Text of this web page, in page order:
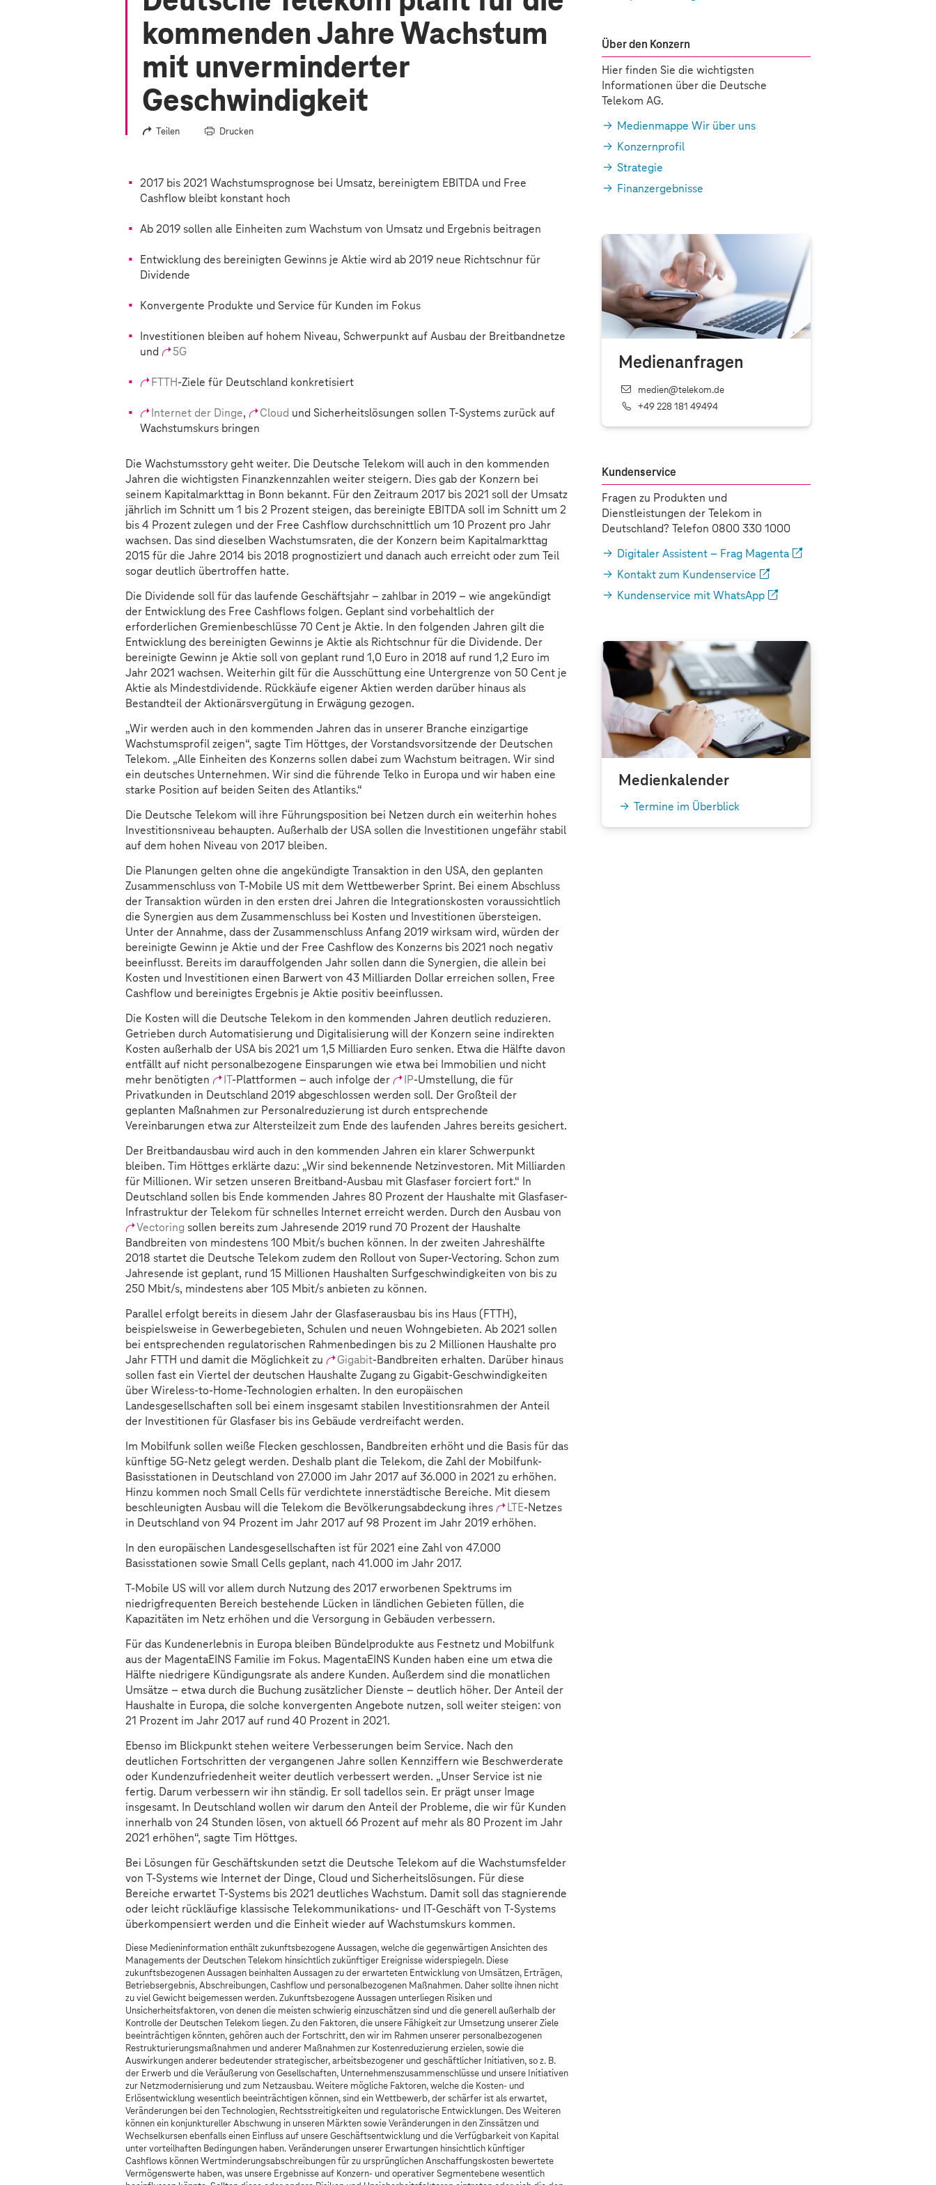
kommenden Jahre Wachstum
mit unverminderter
Geschwindigkeit
Teilen Drucken
2017 bis 2021 Wachstumsprognose bei Umsatz, bereinigtem EBITDA und Free
Cashflow bleibt konstant hoch
Ab 2019 sollen alle Einheiten zum Wachstum von Umsatz und Ergebnis beitragen
Entwicklung des bereinigten Gewinns je Aktie wird ab 2019 neue Richtschnur für
Dividende
Konvergente Produkte und Service für Kunden im Fokus
Investitionen bleiben auf hohem Niveau, Schwerpunkt auf Ausbau der Breitbandnetze
und
5G
FTTH-Ziele für Deutschland konkretisiert
Internet der Dinge, Cloud und Sicherheitslösungen sollen T-Systems zurück auf
Wachstumskurs bringen
Die Wachstumsstory geht weiter. Die Deutsche Telekom will auch in den kommenden
Jahren die wichtigsten Finanzkennzahlen weiter steigern. Dies gab der Konzern bei
seinem Kapitalmarkttag in Bonn bekannt. Für den Zeitraum 2017 bis 2021 soll der Umsatz
jährlich im Schnitt um 1 bis 2 Prozent steigen, das bereinigte EBITDA soll im Schnitt um 2
bis 4 Prozent zulegen und der Free Cashflow durchschnittlich um 10 Prozent pro Jahr
wachsen. Das sind dieselben Wachstumsraten, die der Konzern beim Kapitalmarkttag
2015 für die Jahre 2014 bis 2018 prognostiziert und danach auch erreicht oder zum Teil
sogar deutlich übertroffen hatte.
Die Dividende soll für das laufende Geschäftsjahr – zahlbar in 2019 – wie angekündigt
der Entwicklung des Free Cashflows folgen. Geplant sind vorbehaltlich der
erforderlichen Gremienbeschlüsse 70 Cent je Aktie. In den folgenden Jahren gilt die
Entwicklung des bereinigten Gewinns je Aktie als Richtschnur für die Dividende. Der
bereinigte Gewinn je Aktie soll von geplant rund 1,0 Euro in 2018 auf rund 1,2 Euro im
Jahr 2021 wachsen. Weiterhin gilt für die Ausschüttung eine Untergrenze von 50 Cent je
Aktie als Mindestdividende. Rückkäufe eigener Aktien werden darüber hinaus als
Bestandteil der Aktionärsvergütung in Erwägung gezogen.
„Wir werden auch in den kommenden Jahren das in unserer Branche einzigartige
Wachstumsprofil zeigen“, sagte Tim Höttges, der Vorstandsvorsitzende der Deutschen
Telekom. „Alle Einheiten des Konzerns sollen dabei zum Wachstum beitragen. Wir sind
ein deutsches Unternehmen. Wir sind die führende Telko in Europa und wir haben eine
starke Position auf beiden Seiten des Atlantiks.“
Die Deutsche Telekom will ihre Führungsposition bei Netzen durch ein weiterhin hohes
Investitionsniveau behaupten. Außerhalb der USA sollen die Investitionen ungefähr stabil
auf dem hohen Niveau von 2017 bleiben.
Die Planungen gelten ohne die angekündigte Transaktion in den USA, den geplanten
Zusammenschluss von T-Mobile US mit dem Wettbewerber Sprint. Bei einem Abschluss
der Transaktion würden in den ersten drei Jahren die Integrationskosten voraussichtlich
die Synergien aus dem Zusammenschluss bei Kosten und Investitionen übersteigen.
Unter der Annahme, dass der Zusammenschluss Anfang 2019 wirksam wird, würden der
bereinigte Gewinn je Aktie und der Free Cashflow des Konzerns bis 2021 noch negativ
beeinflusst. Bereits im darauffolgenden Jahr sollen dann die Synergien, die allein bei
Kosten und Investitionen einen Barwert von 43 Milliarden Dollar erreichen sollen, Free
Cashflow und bereinigtes Ergebnis je Aktie positiv beeinflussen.
Die Kosten will die Deutsche Telekom in den kommenden Jahren deutlich reduzieren.
Getrieben durch Automatisierung und Digitalisierung will der Konzern seine indirekten
Kosten außerhalb der USA bis 2021 um 1,5 Milliarden Euro senken. Etwa die Hälfte davon
entfällt auf nicht personalbezogene Einsparungen wie etwa bei Immobilien und nicht
mehr benötigten
IT-Plattformen – auch infolge der IP-Umstellung, die für
Privatkunden in Deutschland 2019 abgeschlossen werden soll. Der Großteil der
geplanten Maßnahmen zur Personalreduzierung ist durch entsprechende
Vereinbarungen etwa zur Altersteilzeit zum Ende des laufenden Jahres bereits gesichert.
Der Breitbandausbau wird auch in den kommenden Jahren ein klarer Schwerpunkt
bleiben. Tim Höttges erklärte dazu: „Wir sind bekennende Netzinvestoren. Mit Milliarden
für Millionen. Wir setzen unseren Breitband-Ausbau mit Glasfaser forciert fort.“ In
Deutschland sollen bis Ende kommenden Jahres 80 Prozent der Haushalte mit Glasfaser-
Infrastruktur der Telekom für schnelles Internet erreicht werden. Durch den Ausbau von
Vectoring sollen bereits zum Jahresende 2019 rund 70 Prozent der Haushalte
Bandbreiten von mindestens 100 Mbit/s buchen können. In der zweiten Jahreshälfte
2018 startet die Deutsche Telekom zudem den Rollout von Super-Vectoring. Schon zum
Jahresende ist geplant, rund 15 Millionen Haushalten Surfgeschwindigkeiten von bis zu
250 Mbit/s, mindestens aber 105 Mbit/s anbieten zu können.
Parallel erfolgt bereits in diesem Jahr der Glasfaserausbau bis ins Haus (FTTH),
beispielsweise in Gewerbegebieten, Schulen und neuen Wohngebieten. Ab 2021 sollen
bei entsprechenden regulatorischen Rahmenbedingen bis zu 2 Millionen Haushalte pro
Jahr FTTH und damit die Möglichkeit zu
Gigabit-Bandbreiten erhalten. Darüber hinaus
sollen fast ein Viertel der deutschen Haushalte Zugang zu Gigabit-Geschwindigkeiten
über Wireless-to-Home-Technologien erhalten. In den europäischen
Landesgesellschaften soll bei einem insgesamt stabilen Investitionsrahmen der Anteil
der Investitionen für Glasfaser bis ins Gebäude verdreifacht werden.
Im Mobilfunk sollen weiße Flecken geschlossen, Bandbreiten erhöht und die Basis für das
künftige 5G-Netz gelegt werden. Deshalb plant die Telekom, die Zahl der Mobilfunk-
Basisstationen in Deutschland von 27.000 im Jahr 2017 auf 36.000 in 2021 zu erhöhen.
Hinzu kommen noch Small Cells für verdichtete innerstädtische Bereiche. Mit diesem
beschleunigten Ausbau will die Telekom die Bevölkerungsabdeckung ihres
LTE-Netzes
in Deutschland von 94 Prozent im Jahr 2017 auf 98 Prozent im Jahr 2019 erhöhen.
In den europäischen Landesgesellschaften ist für 2021 eine Zahl von 47.000
Basisstationen sowie Small Cells geplant, nach 41.000 im Jahr 2017.
T-Mobile US will vor allem durch Nutzung des 2017 erworbenen Spektrums im
niedrigfrequenten Bereich bestehende Lücken in ländlichen Gebieten füllen, die
Kapazitäten im Netz erhöhen und die Versorgung in Gebäuden verbessern.
Für das Kundenerlebnis in Europa bleiben Bündelprodukte aus Festnetz und Mobilfunk
aus der MagentaEINS Familie im Fokus. MagentaEINS Kunden haben eine um etwa die
Hälfte niedrigere Kündigungsrate als andere Kunden. Außerdem sind die monatlichen
Umsätze – etwa durch die Buchung zusätzlicher Dienste – deutlich höher. Der Anteil der
Haushalte in Europa, die solche konvergenten Angebote nutzen, soll weiter steigen: von
21 Prozent im Jahr 2017 auf rund 40 Prozent in 2021.
Ebenso im Blickpunkt stehen weitere Verbesserungen beim Service. Nach den
deutlichen Fortschritten der vergangenen Jahre sollen Kennziffern wie Beschwerderate
oder Kundenzufriedenheit weiter deutlich verbessert werden. „Unser Service ist nie
fertig. Darum verbessern wir ihn ständig. Er soll tadellos sein. Er prägt unser Image
insgesamt. In Deutschland wollen wir darum den Anteil der Probleme, die wir für Kunden
innerhalb von 24 Stunden lösen, von aktuell 66 Prozent auf mehr als 80 Prozent im Jahr
2021 erhöhen“, sagte Tim Höttges.
Bei Lösungen für Geschäftskunden setzt die Deutsche Telekom auf die Wachstumsfelder
von T-Systems wie Internet der Dinge, Cloud und Sicherheitslösungen. Für diese
Bereiche erwartet T-Systems bis 2021 deutliches Wachstum. Damit soll das stagnierende
oder leicht rückläufige klassische Telekommunikations- und IT-Geschäft von T-Systems
überkompensiert werden und die Einheit wieder auf Wachstumskurs kommen.
Diese Medieninformation enthält zukunftsbezogene Aussagen, welche die gegenwärtigen Ansichten des
Managements der Deutschen Telekom hinsichtlich zukünftiger Ereignisse widerspiegeln. Diese
zukunftsbezogenen Aussagen beinhalten Aussagen zu der erwarteten Entwicklung von Umsätzen, Erträgen,
Betriebsergebnis, Abschreibungen, Cashflow und personalbezogenen Maßnahmen. Daher sollte ihnen nicht
zu viel Gewicht beigemessen werden. Zukunftsbezogene Aussagen unterliegen Risiken und
Unsicherheitsfaktoren, von denen die meisten schwierig einzuschätzen sind und die generell außerhalb der
Kontrolle der Deutschen Telekom liegen. Zu den Faktoren, die unsere Fähigkeit zur Umsetzung unserer Ziele
beeinträchtigen könnten, gehören auch der Fortschritt, den wir im Rahmen unserer personalbezogenen
Restrukturierungsmaßnahmen und anderer Maßnahmen zur Kostenreduzierung erzielen, sowie die
Auswirkungen anderer bedeutender strategischer, arbeitsbezogener und geschäftlicher Initiativen, so z. B.
der Erwerb und die Veräußerung von Gesellschaften, Unternehmenszusammenschlüsse und unsere Initiativen
zur Netzmodernisierung und zum Netzausbau. Weitere mögliche Faktoren, welche die Kosten- und
Erlösentwicklung wesentlich beeinträchtigen können, sind ein Wettbewerb, der schärfer ist als erwartet,
Veränderungen bei den Technologien, Rechtsstreitigkeiten und regulatorische Entwicklungen. Des Weiteren
können ein konjunktureller Abschwung in unseren Märkten sowie Veränderungen in den Zinssätzen und
Wechselkursen ebenfalls einen Einfluss auf unsere Geschäftsentwicklung und die Verfügbarkeit von Kapital
unter vorteilhaften Bedingungen haben. Veränderungen unserer Erwartungen hinsichtlich künftiger
Cashflows können Wertminderungsabschreibungen für zu ursprünglichen Anschaffungskosten bewertete
Vermögenswerte haben, was unsere Ergebnisse auf Konzern- und operativer Segmentebene wesentlich
Über den Konzern
Hier finden Sie die wichtigsten
Informationen über die Deutsche
Telekom AG.
Medienmappe Wir über uns
Konzernprofil
Strategie
Finanzergebnisse
Medienanfragen
medien@telekom.de
+49 228 181 49494
Kundenservice
Fragen zu Produkten und
Dienstleistungen der Telekom in
Deutschland? Telefon 0800 330 1000
Digitaler Assistent – Frag Magenta
Kontakt zum Kundenservice
Kundenservice mit WhatsApp
Medienkalender
Termine im Überblick